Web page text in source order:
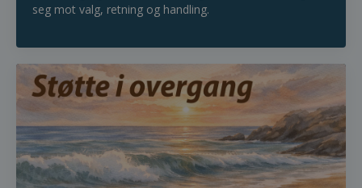
seg mot valg, retning og handling.